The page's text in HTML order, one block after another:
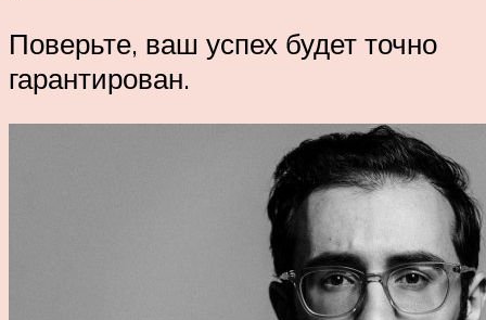
Поверьте, ваш успех будет точно
гарантирован.